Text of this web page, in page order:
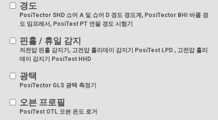
경도
PosiTector SHD 쇼어 A 및 쇼어 D 경도 경도계, PosiTector BHI 바콜 경
도 임프레서, PosiTest PT 연필 경도 시험기
핀홀 / 휴일 감지
저전압 핀홀 감지기, 고전압 홀리데이 감지기 PosiTest LPD , 고전압 홀리
데이 감지기 PosiTest HHD
광택
PosiTector GLS 광택 측정기
오븐 프로필
PosiTest OTL 오븐 온도 로거